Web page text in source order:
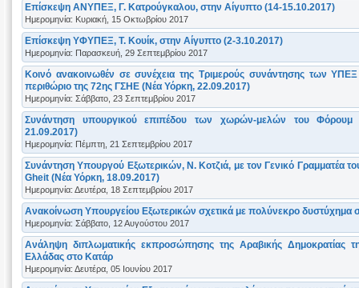
Επίσκεψη ΑΝΥΠΕΞ, Γ. Κατρούγκαλου, στην Αίγυπτο (14-15.10.2017)
Ημερομηνία: Κυριακή, 15 Οκτωβρίου 2017
Επίσκεψη ΥΦΥΠΕΞ, Τ. Κουίκ, στην Αίγυπτο (2-3.10.2017)
Ημερομηνία: Παρασκευή, 29 Σεπτεμβρίου 2017
Κοινό ανακοινωθέν σε συνέχεια της Τριμερούς συνάντησης των
περιθώριο της 72ης ΓΣΗΕ (Νέα Υόρκη, 22.09.2017)
Ημερομηνία: Σάββατο, 23 Σεπτεμβρίου 2017
Συνάντηση υπουργικού επιπέδου των χωρών-μελών του Φόρουμ
21.09.2017)
Ημερομηνία: Πέμπτη, 21 Σεπτεμβρίου 2017
Συνάντηση Υπουργού Εξωτερικών, Ν. Κοτζιά, με τον Γενικό Γραμματέα
Gheit (Νέα Υόρκη, 18.09.2017)
Ημερομηνία: Δευτέρα, 18 Σεπτεμβρίου 2017
Ανακοίνωση Υπουργείου Εξωτερικών σχετικά με πολύνεκρο δυστύχημα
Ημερομηνία: Σάββατο, 12 Αυγούστου 2017
Ανάληψη διπλωματικής εκπροσώπησης της Αραβικής Δημοκρατίας
Ελλάδας στο Κατάρ
Ημερομηνία: Δευτέρα, 05 Ιουνίου 2017